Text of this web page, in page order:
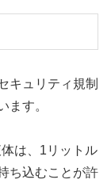
キュリティ規制
ます。
は、1リットル
ち込むことが許